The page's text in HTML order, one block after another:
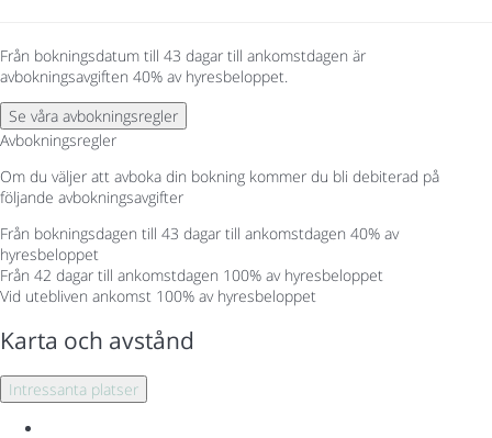
Från bokningsdatum till 43 dagar till ankomstdagen är
avbokningsavgiften 40% av hyresbeloppet.
Se våra avbokningsregler
Avbokningsregler
Om du väljer att avboka din bokning kommer du bli debiterad på
följande avbokningsavgifter
Från bokningsdagen till 43 dagar till ankomstdagen 40% av
hyresbeloppet
Från 42 dagar till ankomstdagen 100% av hyresbeloppet
Vid utebliven ankomst 100% av hyresbeloppet
Karta och avstånd
Intressanta platser